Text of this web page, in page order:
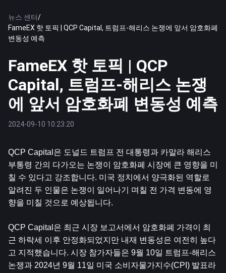
뉴스 센터/
FameEX 핫 토픽 | QCP Capital, 트럼프-해리스 논쟁에 앞서 암호화폐
변동성 예측
FameEX 핫 토픽 | QCP
Capital, 트럼프-해리스 논쟁
에 앞서 암호화폐 변동성 예측
2024-09-10 10:23:20
QCP Capital은 도널드 트럼프 전 대통령과 카말라 해리스
부통령 간의 다가오는 논쟁이 암호화폐 시장에 큰 영향을 미
칠 수 있다고 강조합니다. 미국 정치에서 양극화된 역할로
알려진 두 인물은 논쟁이 일어나기 며칠 전 가격 변동에 영
향을 미칠 것으로 예상됩니다.
QCP Capital은 최근 시장 보고서에서 암호화폐 가격이 최
근 하락세 이후 안정화되었지만 내재 변동성은 여전히 ​​높다
고 지적했습니다. 시장 참가자들은 9월 10일 트럼프-해리스
논쟁과 2024년 9월 11일 미국 소비자물가지수(CPI) 발표라